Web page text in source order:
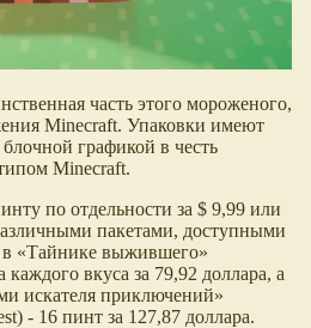
часть этого мороженого,
Minecraft. Упаковки имеют
графикой в честь
Minecraft.
по отдельности за $ 9,99 или
пакетами, доступными
Тайнике выжившего
каждого вкуса за 79,92 доллара, а
искателя приключений
- 16 пинт за 127,87 доллара.